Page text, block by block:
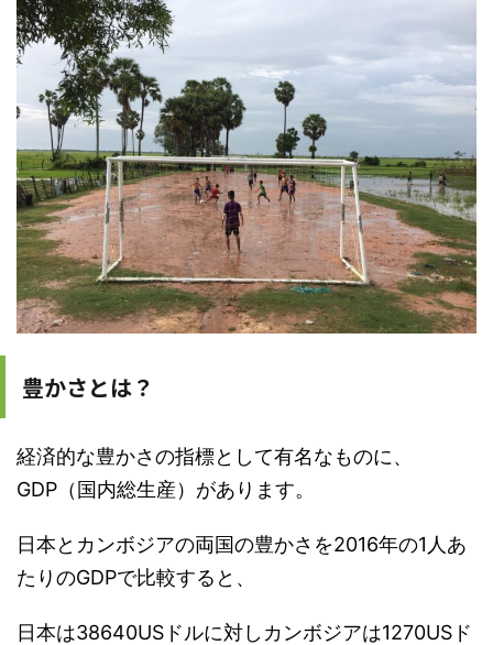
豊かさとは？
経済的な豊かさの指標として有名なものに、
GDP（国内総生産）があります。
日本とカンボジアの両国の豊かさを2016年の1人あ
たりのGDPで比較すると、
日本は38640USドルに対しカンボジアは1270USド